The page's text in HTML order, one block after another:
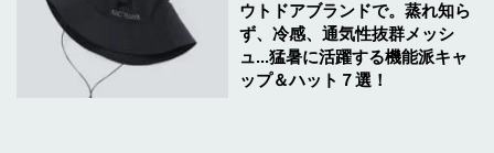
ウトドアブランドで。蒸れ知ら
ず、冷感、通気性抜群メッシ
ュ...猛暑に活躍する機能派キャ
ップ＆ハット７選！